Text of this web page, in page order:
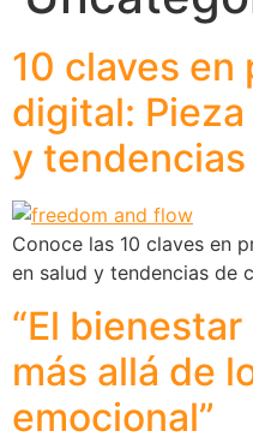
10 claves en
digital:
y
Conoce las 10 claves en
en salud y tendencias de
“El
más allá de
emocional”